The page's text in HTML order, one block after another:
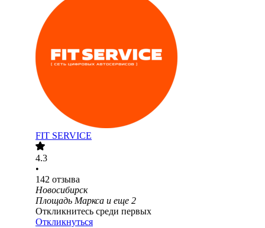
FIT SERVICE
4.3
•
142 отзыва
Новосибирск
Площадь Маркса и еще 2
Откликнитесь среди первых
Откликнуться